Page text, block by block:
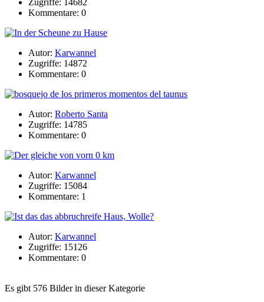
Kommentare: 0
Autor: Karwannel
Zugriffe: 14872
Kommentare: 0
Autor: Roberto Santa
Zugriffe: 14785
Kommentare: 0
Autor: Karwannel
Zugriffe: 15084
Kommentare: 1
Autor: Karwannel
Zugriffe: 15126
Kommentare: 0
Es gibt 576 Bilder in dieser Kategorie